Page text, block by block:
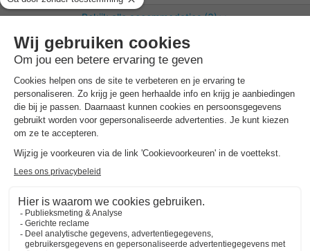
Bekijk alle accommodaties (3)
EuroParcs Poort van Amsterdam
Noord-holland,Uitdam
7.3 Goed